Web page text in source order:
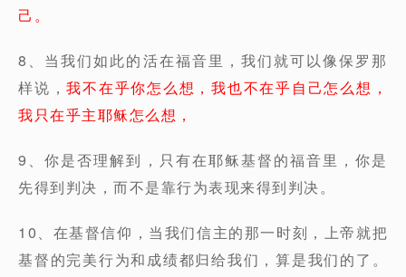
己。
8、当我们如此的活在福音里，我们就可以像保罗那
样说，我不在乎你怎么想，我也不在乎自己怎么想，
我只在乎主耶稣怎么想，
9、你是否理解到，只有在耶稣基督的福音里，你是
先得到判决，而不是靠行为表现来得到判决。
10、在基督信仰，当我们信主的那一时刻，上帝就把
基督的完美行为和成绩都归给我们，算是我们的了。